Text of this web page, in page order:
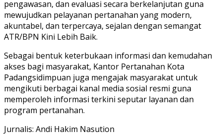
pengawasan, dan evaluasi secara berkelanjutan guna
mewujudkan pelayanan pertanahan yang modern,
akuntabel, dan terpercaya, sejalan dengan semangat
ATR/BPN Kini Lebih Baik.
Sebagai bentuk keterbukaan informasi dan kemudahan
akses bagi masyarakat, Kantor Pertanahan Kota
Padangsidimpuan juga mengajak masyarakat untuk
mengikuti berbagai kanal media sosial resmi guna
memperoleh informasi terkini seputar layanan dan
program pertanahan.
Jurnalis: Andi Hakim Nasution